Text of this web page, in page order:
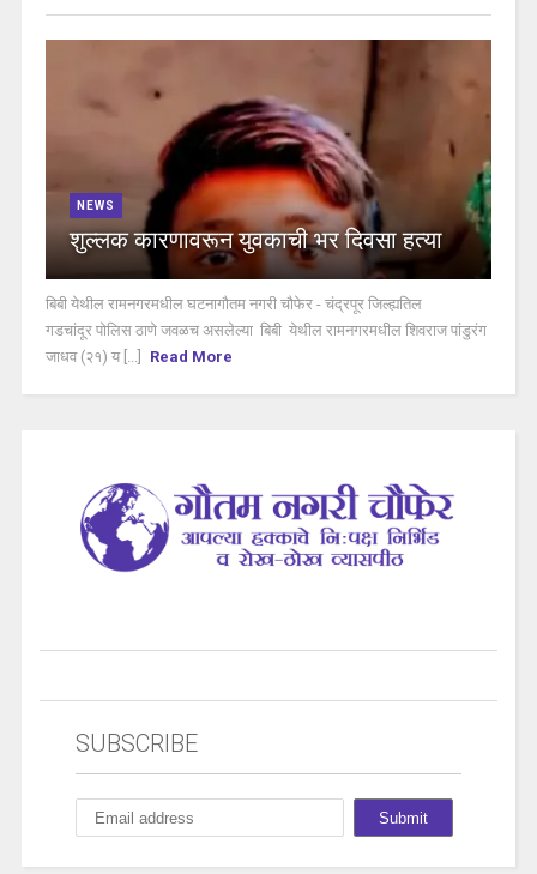
NEWS
शुल्लक कारणावरून युवकाची भर दिवसा हत्या
बिबी येथील रामनगरमधील घटनागौतम नगरी चौफेर - चंद्रपूर जिल्ह्यतिल
गडचांदूर पोलिस ठाणे जवळच असलेल्या बिबी येथील रामनगरमधील शिवराज पांडुरंग
जाधव (२१) य [...]
Read More
SUBSCRIBE